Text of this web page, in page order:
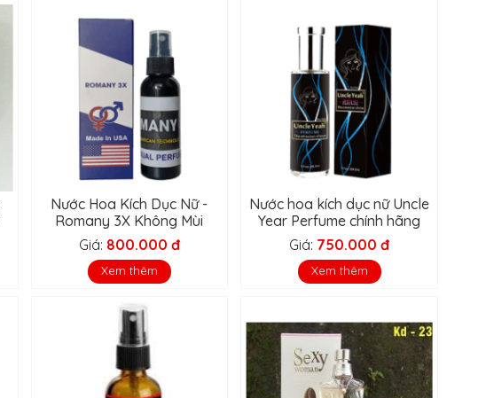
Nước Hoa Kích Dục Nữ -
Romany 3X Không Mùi
Giá: 800.000 đ
Xem thêm
Nước hoa kích dục nữ Uncle
Year Perfume chính hãng
Giá: 750.000 đ
Xem thêm